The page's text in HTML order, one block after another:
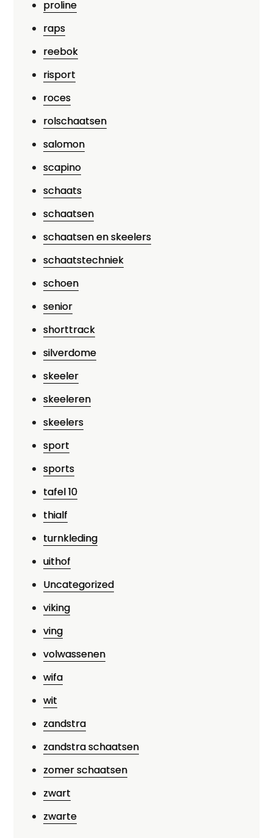
proline
raps
reebok
risport
roces
rolschaatsen
salomon
scapino
schaats
schaatsen
schaatsen en skeelers
schaatstechniek
schoen
senior
shorttrack
silverdome
skeeler
skeeleren
skeelers
sport
sports
tafel 10
thialf
turnkleding
uithof
Uncategorized
viking
ving
volwassenen
wifa
wit
zandstra
zandstra schaatsen
zomer schaatsen
zwart
zwarte